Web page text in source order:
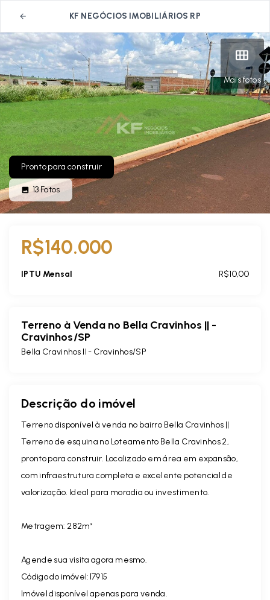
KF NEGÓCIOS IMOBILIÁRIOS RP
Mais fotos
Pronto para construir
13Fotos
R$140.000
IPTU Mensal R$10,00
Terreno à Venda no Bella Cravinhos || -
Cravinhos/SP
Bella Cravinhos ll - Cravinhos/SP
Descrição do imóvel
Terreno disponível à venda no bairro Bella Cravinhos ||
Terreno de esquina no Loteamento Bella Cravinhos 2,
pronto para construir. Localizado em área em expansão,
com infraestrutura completa e excelente potencial de
valorização. Ideal para moradia ou investimento.
Metragem: 282m²
Agende sua visita agora mesmo.
Código do imóvel:17915
Imóvel disponível apenas para venda.